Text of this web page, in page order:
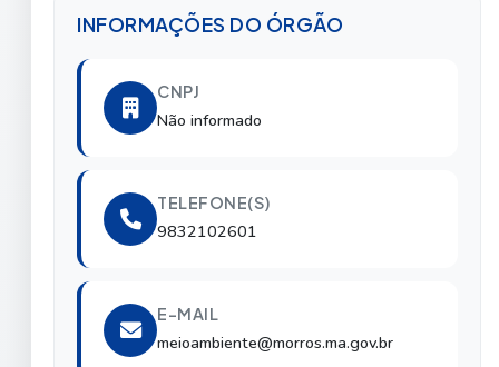
INFORMAÇÕES DO ÓRGÃO
CNPJ
Não informado
TELEFONE(S)
9832102601
E-MAIL
meioambiente@morros.ma.gov.br